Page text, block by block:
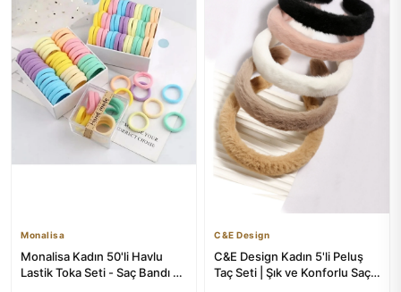
Monalisa
Monalisa Kadın 50'li Havlu
Lastik Toka Seti - Saç Bandı ve
C&E Design
C&E Design Kadın 5'li Peluş
Taç Seti | Şık ve Konforlu Saç